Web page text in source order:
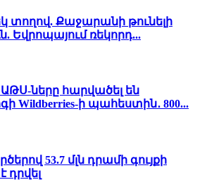
տողով. Քաջարանի թունելի
Եվրոպայում ռեկորդ...
ները հարվածել են
Wildberries-ի պահեստին․ 800...
53.7 մլն դրամի գույքի
դրվել